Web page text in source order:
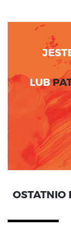
LUB
OSTATNIO